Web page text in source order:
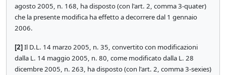
agosto 2005, n. 168, ha disposto (con l'art. 2, comma 3-quater)
che la presente modifica ha effetto a decorrere dal 1 gennaio
2006.
[2]Il D.L. 14 marzo 2005, n. 35, convertito con modificazioni
dalla L. 14 maggio 2005, n. 80, come modificato dalla L. 28
dicembre 2005, n. 263, ha disposto (con l'art. 2, comma 3-sexies)